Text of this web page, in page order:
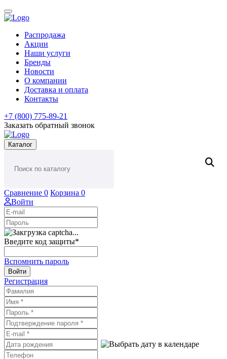
Распродажа
Акции
Наши услуги
Бренды
Новости
О компании
Доставка и оплата
Контакты
+7 (800) 775-89-21
Заказать обратный звонок
Каталог
Сравнение 0 Корзина 0
Войти
Введите код защиты*
Вспомнить пароль
Войти
Регистрация